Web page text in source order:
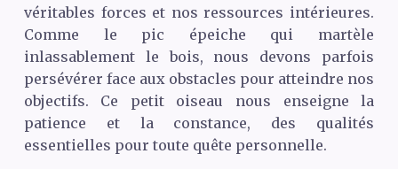
véritables forces et nos ressources intérieures.
Comme le pic épeiche qui martèle
inlassablement le bois, nous devons parfois
persévérer face aux obstacles pour atteindre nos
objectifs. Ce petit oiseau nous enseigne la
patience et la constance, des qualités
essentielles pour toute quête personnelle.